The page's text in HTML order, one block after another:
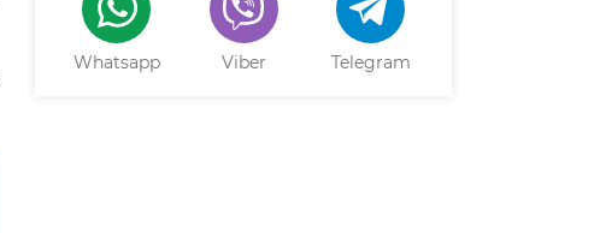
Whatsapp Viber Telegram